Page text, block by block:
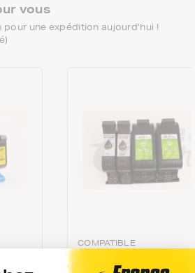
vous
une expédition aujourd’hui !
COMPATIBLE
Pack de 2